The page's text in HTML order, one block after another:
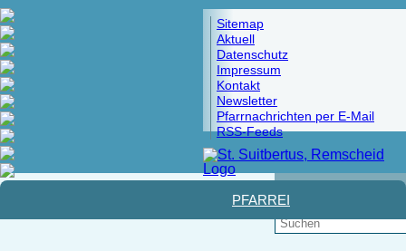
Sitemap
Aktuell
Datenschutz
Impressum
Kontakt
Newsletter
Pfarrnachrichten per E-Mail
RSS-Feeds
PFARREI